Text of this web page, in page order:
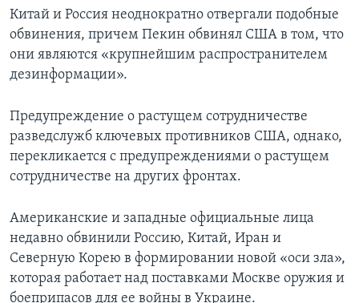
Китай и Россия неоднократно отвергали подобные
обвинения, причем Пекин обвинял США в том, что
они являются «крупнейшим распространителем
дезинформации».
Предупреждение о растущем сотрудничестве
разведслужб ключевых противников США, однако,
перекликается с предупреждениями о растущем
сотрудничестве на других фронтах.
Американские и западные официальные лица
недавно обвинили Россию, Китай, Иран и
Северную Корею в формировании новой «оси зла»,
которая работает над поставками Москве оружия и
боеприпасов для ее войны в Украине.